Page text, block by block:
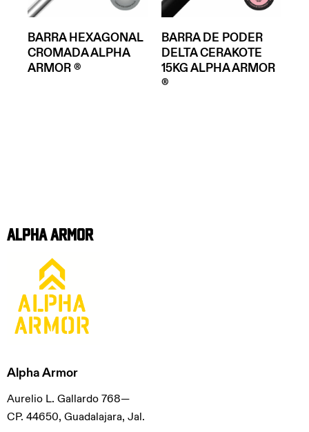
BARRA HEXAGONAL
CROMADA ALPHA
ARMOR ®
BARRA DE PODER
DELTA CERAKOTE
15KG ALPHA ARMOR
®
Alpha Armor
Alpha Armor
Aurelio L. Gallardo 768—
CP. 44650, Guadalajara, Jal.